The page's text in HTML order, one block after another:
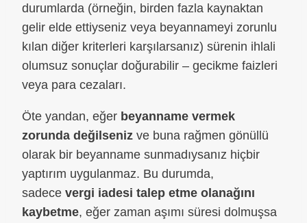
durumlarda (örneğin, birden fazla kaynaktan
gelir elde ettiyseniz veya beyannameyi zorunlu
kılan diğer kriterleri karşılarsanız) sürenin ihlali
olumsuz sonuçlar doğurabilir – gecikme faizleri
veya para cezaları.
Öte yandan, eğer beyanname vermek
zorunda değilseniz ve buna rağmen gönüllü
olarak bir beyanname sunmadıysanız hiçbir
yaptırım uygulanmaz. Bu durumda,
sadece vergi iadesi talep etme olanağını
kaybetme, eğer zaman aşımı süresi dolmuşsa